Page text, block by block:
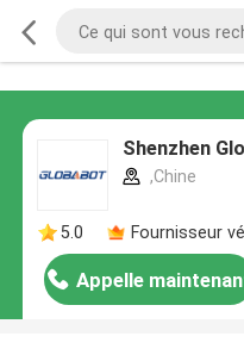
Shenzhen
,Chine
5.0 Fournisseur
Appelle